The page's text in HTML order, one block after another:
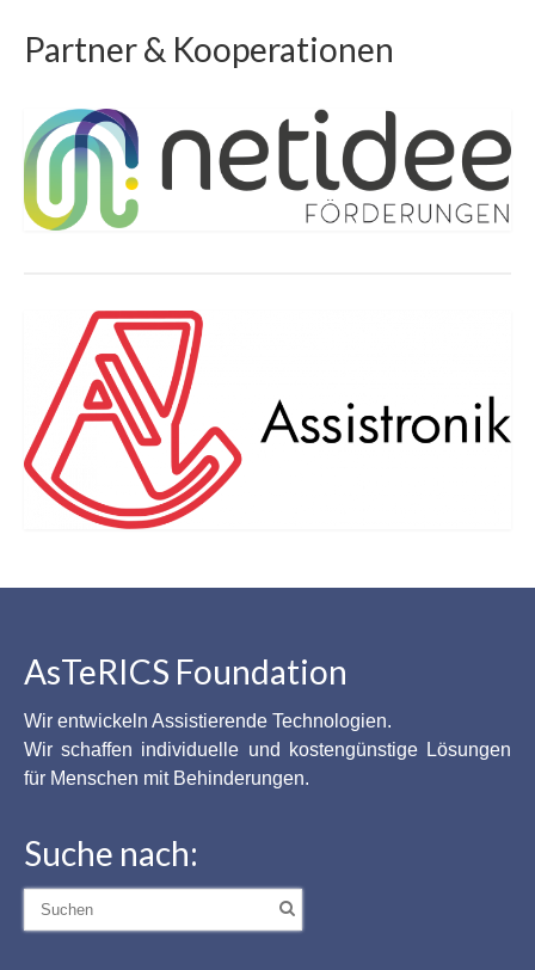
Partner & Kooperationen
AsTeRICS Foundation
Wir entwickeln Assistierende Technologien.
Wir schaffen individuelle und kostengünstige Lösungen
für Menschen mit Behinderungen.
Suche nach:
Suche